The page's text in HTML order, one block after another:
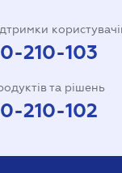
210-103
та рішень
210-102